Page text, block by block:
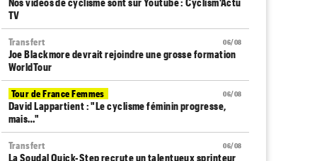
TV
06/08
Transfert
Joe Blackmore devrait rejoindre une grosse formation
WorldTour
06/08
Tour de France Femmes
David Lappartient : "Le cyclisme féminin progresse,
mais…"
06/08
Transfert
La Soudal Quick-Step recrute un talentueux sprinteur